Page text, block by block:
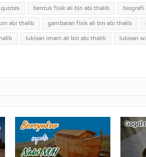
bentuk fisik ali bin abi thalib biografi
abi thalib gambaran fisik ali bin abi thalib
lukisan imam ali bin abi thalib lukisan